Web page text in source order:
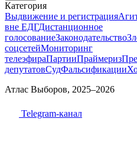
Категория
Выдвижение и регистрация
вне ЕДГДистанционное
голосованиеЗаконодательство
соцсетейМониторинг
телеэфираПартииПраймериз
депутатовСудФальсификации
Атлас Выборов, 2025–2026
Telegram-канал